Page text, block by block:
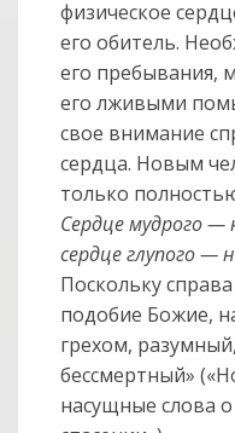
0
физическое
его обитель.
его пребывания,
его лживыми
свое внимание
сердца. Новым
только
Сердце мудрого —
сердце глупого —
Поскольку
подобие Божие,
грехом,
бессмертный»
насущные слова